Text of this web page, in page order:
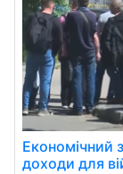
Економічний
доходи для